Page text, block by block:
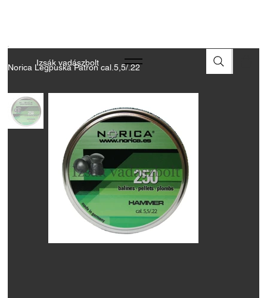
Izsák vadászbolt
Norica Légpuska Patron cal.5,5/.22